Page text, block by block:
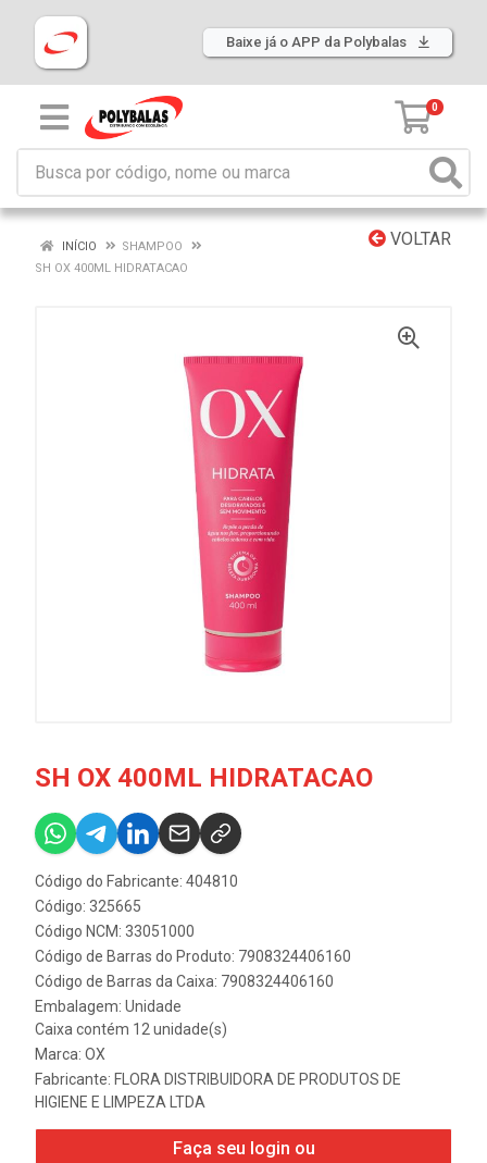
Baixe já o APP da Polybalas
0
VOLTAR
INÍCIO
SHAMPOO
SH OX 400ML HIDRATACAO
SH OX 400ML HIDRATACAO
Código do Fabricante: 404810
Código: 325665
Código NCM: 33051000
Código de Barras do Produto: 7908324406160
Código de Barras da Caixa: 7908324406160
Embalagem: Unidade
Caixa contém 12 unidade(s)
Marca: OX
Fabricante: FLORA DISTRIBUIDORA DE PRODUTOS DE
HIGIENE E LIMPEZA LTDA
Faça seu login ou